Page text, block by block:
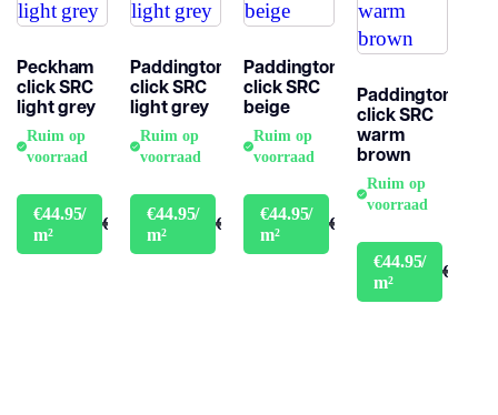
Garantie
Peckham
click SRC
light grey
Ruim op
voorraad
€44.95/
m²
€49.95
Paddington
click SRC
light grey
Ruim op
voorraad
€44.95/
m²
€49.95
Paddington
click SRC
beige
Ruim op
voorraad
€44.95/
m²
€49.95
Paddington
click SRC
warm
brown
Ruim op
voorraad
€44.95/
m²
€49.95